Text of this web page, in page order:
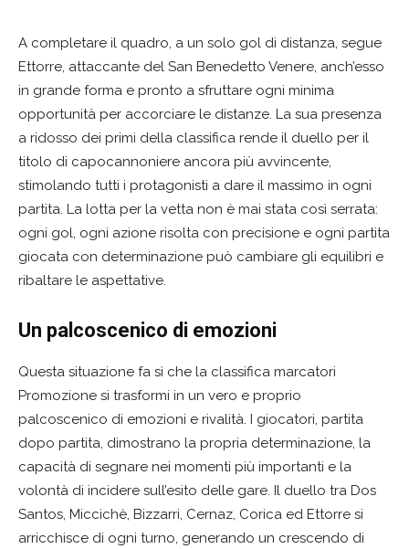
A completare il quadro, a un solo gol di distanza, segue
Ettorre, attaccante del San Benedetto Venere, anch’esso
in grande forma e pronto a sfruttare ogni minima
opportunità per accorciare le distanze. La sua presenza
a ridosso dei primi della classifica rende il duello per il
titolo di capocannoniere ancora più avvincente,
stimolando tutti i protagonisti a dare il massimo in ogni
partita. La lotta per la vetta non è mai stata così serrata:
ogni gol, ogni azione risolta con precisione e ogni partita
giocata con determinazione può cambiare gli equilibri e
ribaltare le aspettative.
Un palcoscenico di emozioni
Questa situazione fa sì che la classifica marcatori
Promozione si trasformi in un vero e proprio
palcoscenico di emozioni e rivalità. I giocatori, partita
dopo partita, dimostrano la propria determinazione, la
capacità di segnare nei momenti più importanti e la
volontà di incidere sull’esito delle gare. Il duello tra Dos
Santos, Miccichè, Bizzarri, Cernaz, Corica ed Ettorre si
arricchisce di ogni turno, generando un crescendo di